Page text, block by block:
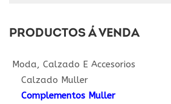
PRODUCTOS Á VENDA
Moda, Calzado E Accesorios
Calzado Muller
Complementos Muller